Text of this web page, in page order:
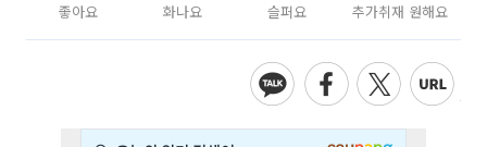
좋아요 화나요 슬퍼요 추가취재 원해요